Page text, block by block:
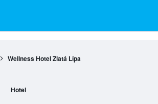
Wellness Hotel Zlatá Lípa
Hotel